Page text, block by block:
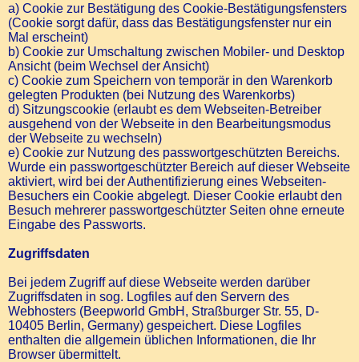
a) Cookie zur Bestätigung des Cookie-Bestätigungsfensters
(Cookie sorgt dafür, dass das Bestätigungsfenster nur ein
Mal erscheint)
b) Cookie zur Umschaltung zwischen Mobiler- und Desktop
Ansicht (beim Wechsel der Ansicht)
c) Cookie zum Speichern von temporär in den Warenkorb
gelegten Produkten (bei Nutzung des Warenkorbs)
d) Sitzungscookie (erlaubt es dem Webseiten-Betreiber
ausgehend von der Webseite in den Bearbeitungsmodus
der Webseite zu wechseln)
e) Cookie zur Nutzung des passwortgeschützten Bereichs.
Wurde ein passwortgeschützter Bereich auf dieser Webseite
aktiviert, wird bei der Authentifizierung eines Webseiten-
Besuchers ein Cookie abgelegt. Dieser Cookie erlaubt den
Besuch mehrerer passwortgeschützter Seiten ohne erneute
Eingabe des Passworts.
Zugriffsdaten
Bei jedem Zugriff auf diese Webseite werden darüber
Zugriffsdaten in sog. Logfiles auf den Servern des
Webhosters (Beepworld GmbH, Straßburger Str. 55, D-
10405 Berlin, Germany) gespeichert. Diese Logfiles
enthalten die allgemein üblichen Informationen, die Ihr
Browser übermittelt.